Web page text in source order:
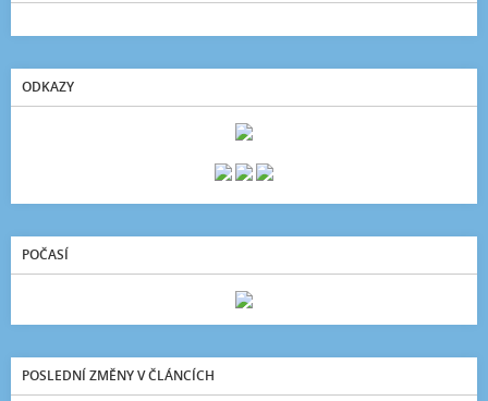
ODKAZY
POČASÍ
POSLEDNÍ ZMĚNY V ČLÁNCÍCH